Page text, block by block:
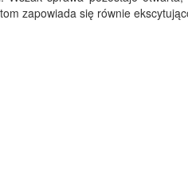
zapowiada się równie